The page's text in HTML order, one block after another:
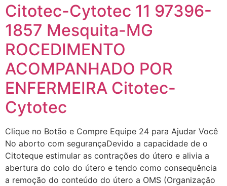
Citotec-Cytotec 11 97396-
1857 Mesquita-MG
ROCEDIMENTO
ACOMPANHADO POR
ENFERMEIRA Citotec-
Cytotec
Clique no Botão e Compre Equipe 24 para Ajudar Você
No aborto com segurançaDevido a capacidade de o
Citoteque estimular as contrações do útero e alivia a
abertura do colo do útero e tendo como consequência
a remoção do conteúdo do útero a OMS (Organização
http://www.proaborto.com)
Deve ser normal
22/05/2026 17:19:15
(879121**** em
http://www.proaborto.com)
Eu acho, não sei
(879121**** em
http://www.proaborto.com)
Deve ser um corrimento normal
mesmo